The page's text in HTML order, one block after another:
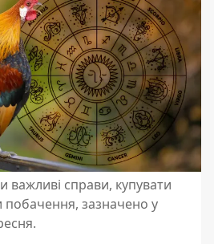
справи, купувати
побачення, зазначено у